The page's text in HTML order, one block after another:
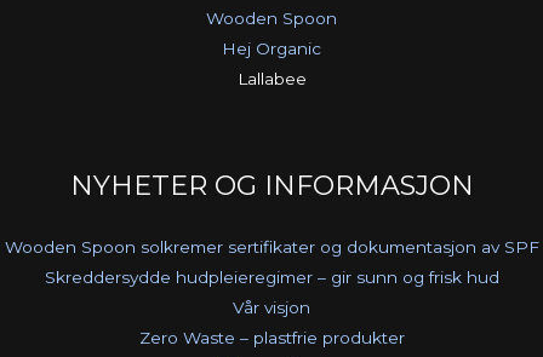
Wooden Spoon
Hej Organic
Lallabee
NYHETER OG INFORMASJON
Wooden Spoon solkremer sertifikater og dokumentasjon av SPF
Skreddersydde hudpleieregimer – gir sunn og frisk hud
Vår visjon
Zero Waste – plastfrie produkter